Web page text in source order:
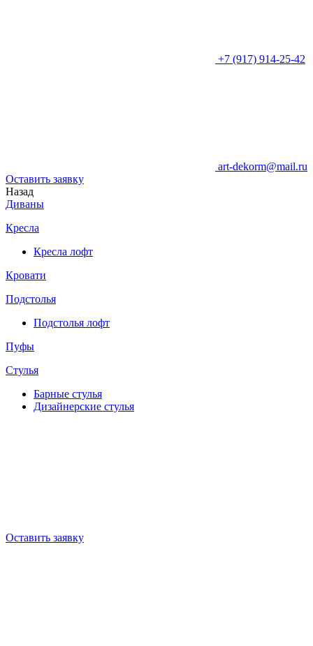
+7 (917) 914-25-42
art-dekorm@mail.ru
Оставить заявку
Назад
Диваны
Кресла
Кресла лофт
Кровати
Подстолья
Подстолья лофт
Пуфы
Стулья
Барные cтулья
Дизайнерские cтулья
Оставить заявку